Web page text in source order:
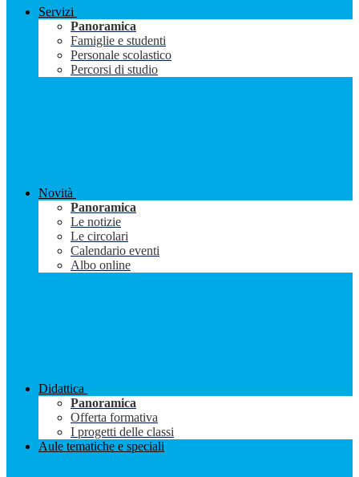
Servizi
Panoramica
Famiglie e studenti
Personale scolastico
Percorsi di studio
Novità
Panoramica
Le notizie
Le circolari
Calendario eventi
Albo online
Didattica
Panoramica
Offerta formativa
I progetti delle classi
Aule tematiche e speciali